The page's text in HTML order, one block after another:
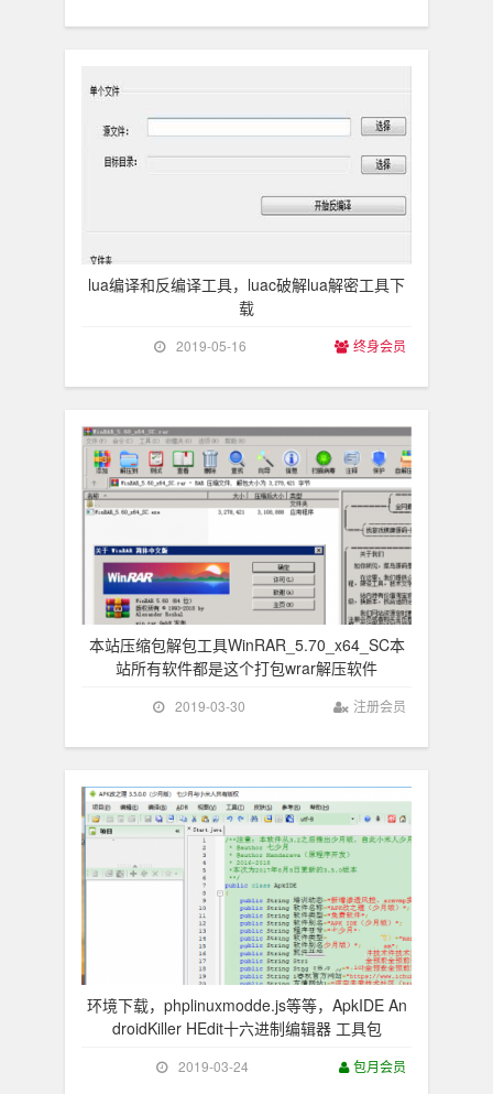
lua编译和反编译工具，luac破解lua解密工具下
载
2019-05-16 终身会员
本站压缩包解包工具WinRAR_5.70_x64_SC本
站所有软件都是这个打包wrar解压软件
2019-03-30 注册会员
环境下载，phplinuxmodde.js等等，ApkIDE An
droidKiller HEdit十六进制编辑器 工具包
2019-03-24 包月会员